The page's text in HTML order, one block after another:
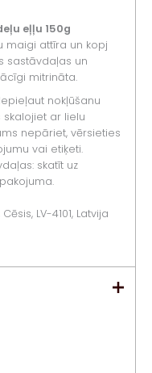
eļļu 150g
maigi attīra un kopj
sastāvdaļas un
mitrināta.
nokļūšanu
skalojiet ar lielu
nepāriet, vērsieties
vai etiķeti.
skatīt uz
LV-4101, Latvija